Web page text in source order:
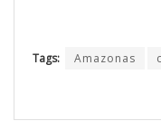
Tags: Amazonas